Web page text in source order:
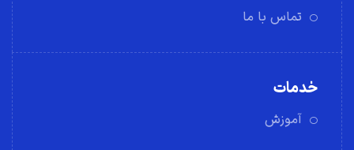
تماس با ما
خدمات
آموزش